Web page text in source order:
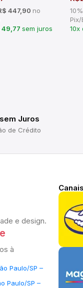
447,90 no
49,77 sem juros
Pix/
10x
Juros
de Crédito
e design.
à
Paulo/SP –
Paulo/SP –